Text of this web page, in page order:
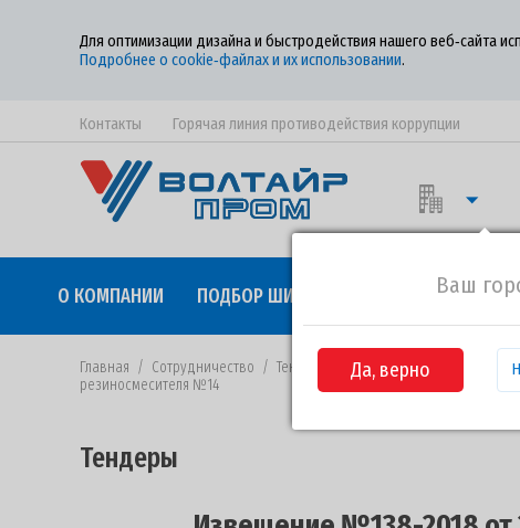
Для оптимизации дизайна и быстродействия нашего веб‑сайта
Подробнее о cookie‑файлах и их использовании.
Контакты Горячая линия противодействия коррупции
Ваш
Да, верно
О КОМПАНИИ ПОДБОР ШИН
Главная / Сотрудничество / Тендеры
Извещение №138-2018 от
резиносмесителя №14
Тендеры